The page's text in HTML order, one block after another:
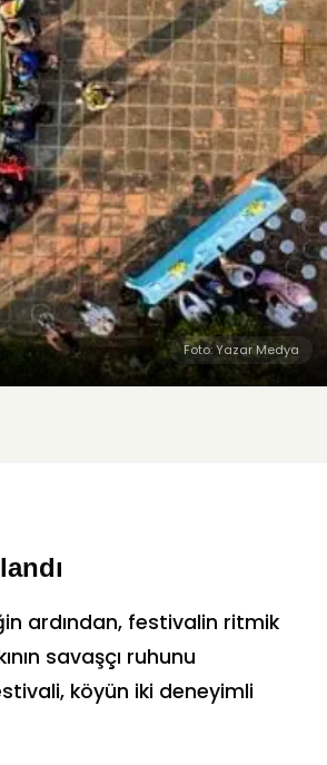
Foto: Yazar Medya
ardından, festivalin ritmik
savaşçı ruhunu
köyün iki deneyimli